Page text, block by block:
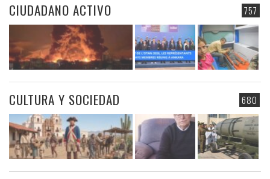
757
CIUDADANO ACTIVO
680
CULTURA Y SOCIEDAD